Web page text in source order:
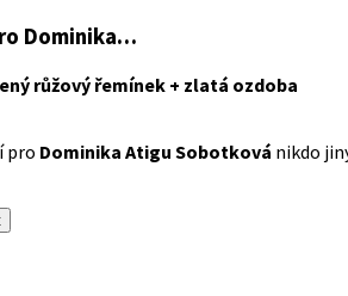
Dominika…
růžový řemínek + zlatá ozdoba
pro Dominika Atigu Sobotková nikdo